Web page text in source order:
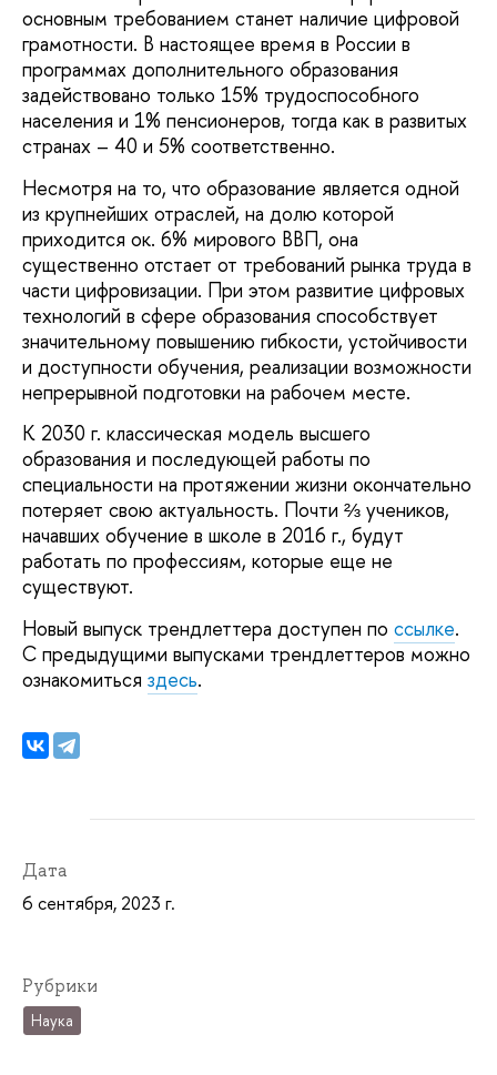
основным требованием станет наличие цифровой
грамотности. В настоящее время в России в
программах дополнительного образования
задействовано только 15% трудоспособного
населения и 1% пенсионеров, тогда как в развитых
странах – 40 и 5% соответственно.
Несмотря на то, что образование является одной
из крупнейших отраслей, на долю которой
приходится ок. 6% мирового ВВП, она
существенно отстает от требований рынка труда в
части цифровизации. При этом развитие цифровых
технологий в сфере образования способствует
значительному повышению гибкости, устойчивости
и доступности обучения, реализации возможности
непрерывной подготовки на рабочем месте.
К 2030 г. классическая модель высшего
образования и последующей работы по
специальности на протяжении жизни окончательно
потеряет свою актуальность. Почти ⅔ учеников,
начавших обучение в школе в 2016 г., будут
работать по профессиям, которые еще не
существуют.
Новый выпуск трендлеттера доступен по ссылке.
С предыдущими выпусками трендлеттеров можно
ознакомиться здесь.
Дата
6 сентября, 2023 г.
Рубрики
Наука